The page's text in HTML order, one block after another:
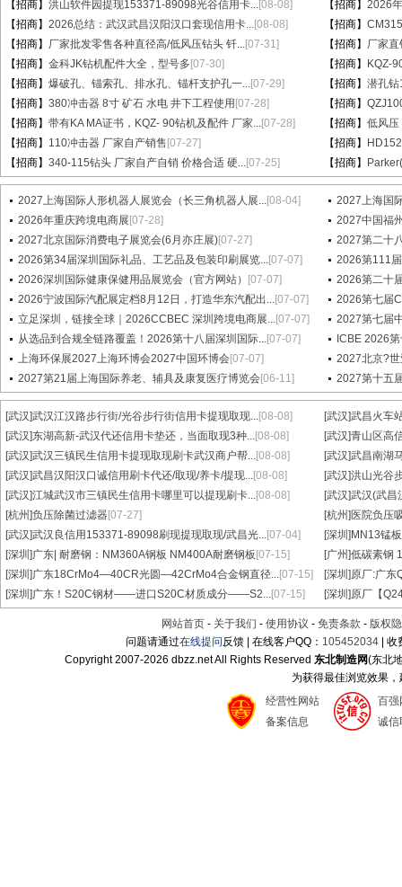
【招商】 洪山软件园提现153371-89098光谷信用卡...[08-08] 【招商】 2026
【招商】 2026总结：武汉武昌汉阳汉口套现信用卡...[08-08] 【招商】
【招商】 厂家批发零售各种直径高/低风压钻头 钎...[07-31] 【招商】 厂家
【招商】 金科JK钻机配件大全，型号多 [07-30] 【招商】
KQZ-
【招商】 爆破孔、锚索孔、排水孔、锚杆支护孔一...[07-29] 【招商】 潜孔钻
【招商】 380冲击器 8寸 矿石 水电 井下工程使用 [07-28] 【招商】
【招商】 带有KA MA证书，KQZ- 90钻机及配件 厂家...[07-28] 【招商】 低风压
【招商】 110冲击器 厂家自产销售 [07-27] 【招商】
【招商】 340-115钻头 厂家自产自销 价格合适 硬...[07-25] 【招商】
2027上海国际人形机器人展览会（长三角机器人展...[08-04]
2027上海国
2026年重庆跨境电商展 [07-28]
2027中国福
2027北京国际消费电子展览会(6月亦庄展)[07-27]
2027第二十
2026第34届深圳国际礼品、工艺品及包装印刷展览...[07-07]
2026第111
2026深圳国际健康保健用品展览会（官方网站）
[07-07]
2026第二十
2026宁波国际汽配展定档8月12日，打造华东汽配出...[07-07]
2026第七届
立足深圳，链接全球｜2026CCBEC 深圳跨境电商展...[07-07]
2027第七届
从选品到合规全链路覆盖！2026第十八届深圳国际...[07-07]
ICBE 2026
上海环保展2027上海环博会2027中国环博会[07-07]
2027北京?世
2027第21届上海国际养老、辅具及康复医疗博览会[06-11] 2027第十五
[武汉]武汉江汉路步行街/光谷步行街信用卡提现取现...[08-08] [武汉]武昌火车
[武汉]东湖高新-武汉代还信用卡垫还，当面取现3种...[08-08] [武汉]青山区高
[武汉]武汉三镇民生信用卡提现取现刷卡武汉商户帮...[08-08] [武汉]武昌南湖
[武汉]武昌汉阳汉口诚信用刷卡代还/取现/养卡/提现...[08-08] [武汉]洪山光谷
[武汉]江城武汉市三镇民生信用卡哪里可以提现刷卡...[08-08] [武汉]武汉(武昌
[杭州]负压除菌过滤器[07-27] [杭州] 医院负压
[武汉]武汉良信用153371-89098刷现提现取现/武昌光...[07-04] [深圳] MN13锰
[深圳]广东| 耐磨钢：NM360A钢板 NM400A耐磨钢板 [07-15] [广州]低碳素钢
[深圳]广东18CrMo4—40CR光圆—42CrMo4合金钢直径...[07-15] [深圳]原厂:广东
[深圳]广东！S20C钢材——进口S20C材质成分——S2...[07-15] [深圳]原厂【
网站首页 - 关于我们 - 使用协议 - 免责条款 - 版权
问题请通过在线提问反馈 | 在线客户QQ： 105452034 |
Copyright 2007-2026 dbzz.net All Rights Reserved东北制造网(东北
为获得最佳浏览效果
经营性网站
备案信息
百强
诚信